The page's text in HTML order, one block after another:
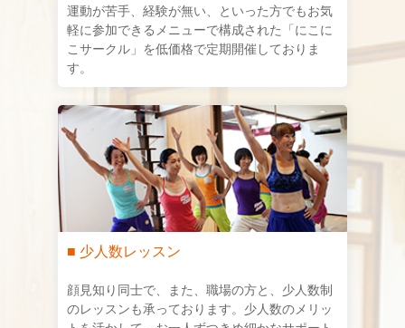
運動が苦手、経験が無い、といった方でもお気
軽に参加できるメニューで構成された「にこに
こサークル」を低価格で定期開催しておりま
す。
■ 少人数レッスン
顔見知り同士で、また、職場の方と、少人数制
のレッスンも承っております。少人数のメリッ